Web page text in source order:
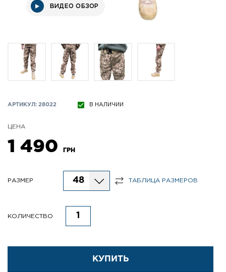
ВИДЕО ОБЗОР
АРТИКУЛ: 28022 В НАЛИЧИИ
ЦЕНА
1 490 ГРН
РАЗМЕР 48 ТАБЛИЦА РАЗМЕРОВ
КОЛИЧЕСТВО
КУПИТЬ